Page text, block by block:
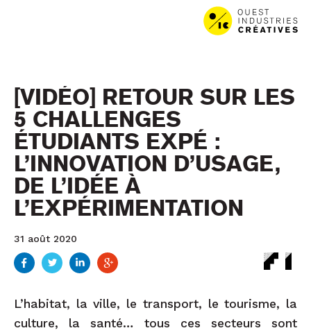
Aller au menu
Aller au contenu
[VIDÉO] RETOUR SUR LES
5 CHALLENGES
ÉTUDIANTS EXPÉ :
L’INNOVATION D’USAGE,
DE L’IDÉE À
L’EXPÉRIMENTATION
31 août 2020
L’habitat, la ville, le transport, le tourisme, la
culture, la santé… tous ces secteurs sont